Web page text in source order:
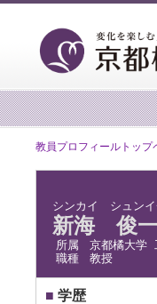
教員プロフィールトップ
シンカイ シュンイ
新海 俊
所属
京都橘大学
職種
教授
■ 学歴